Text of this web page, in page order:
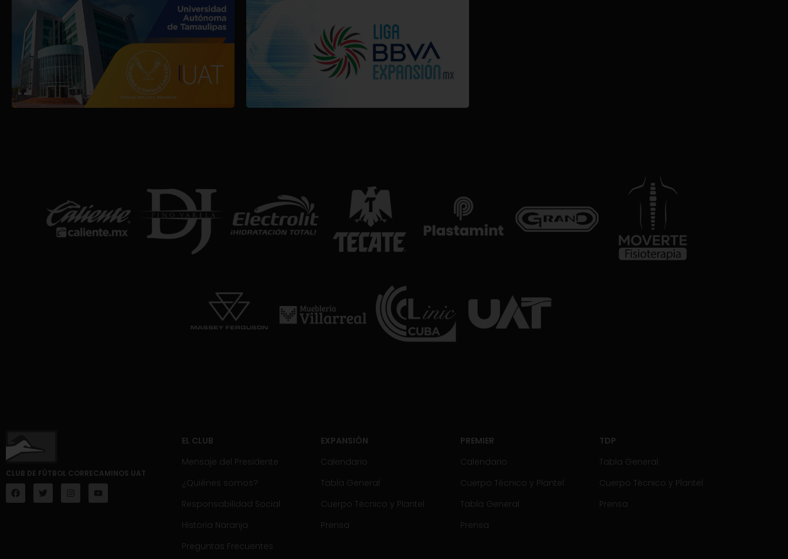
CLUB DE FÚTBOL CORRECAMINOS UAT
EL CLUB
Mensaje del Presidente
¿Quiénes somos?
Responsabilidad Social
Historia Naranja
Preguntas Frecuentes
EXPANSIÓN
Calendario
Tabla General
Cuerpo Técnico y Plantel
Prensa
PREMIER
Calendario
Cuerpo Técnico y Plantel
Tabla General
Prensa
TDP
Tabla General
Cuerpo Técnico y Plantel
Prensa